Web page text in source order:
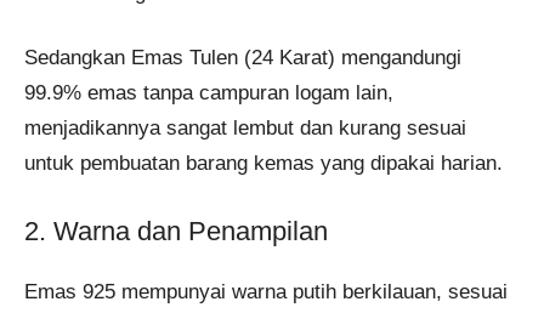
Sedangkan Emas Tulen (24 Karat) mengandungi
99.9% emas tanpa campuran logam lain,
menjadikannya sangat lembut dan kurang sesuai
untuk pembuatan barang kemas yang dipakai harian.
2. Warna dan Penampilan
Emas 925 mempunyai warna putih berkilauan, sesuai